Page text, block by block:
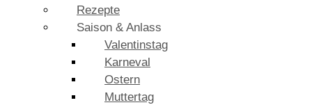
Rezepte
Saison & Anlass
Valentinstag
Karneval
Ostern
Muttertag